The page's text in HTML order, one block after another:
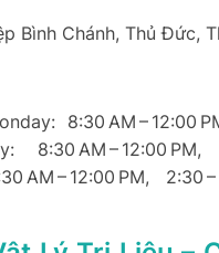
Bình Chánh, Thủ Đức,
8:30 AM – 12:00
8:30 AM – 12:00
AM – 12:00 PM, 2:30